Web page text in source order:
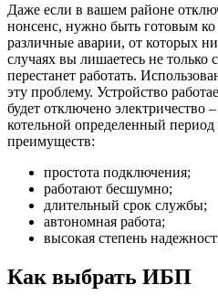
Даже если в вашем районе
нонсенс, нужно быть готовым
различные аварии, от которых
случаях вы лишаетесь не только
перестанет работать.
эту проблему. Устройство
будет отключено электричество
котельной определенный
преимуществ:
простота подключения;
работают бесшумно;
длительный срок службы;
автономная работа;
высокая степень
Как выбрать ИБП